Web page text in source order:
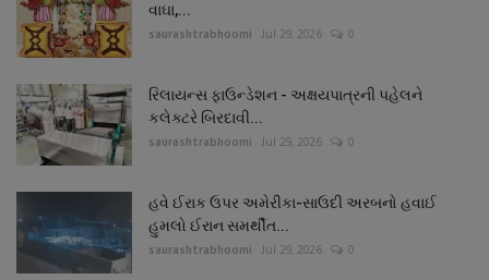
વાઘા,...
saurashtrabhoomi Jul 29, 2026 0
રિલાયન્સ ફાઉન્ડેશન - અક્ષયપાત્રની પહેલને
કલેક્ટરે બિરદાવી...
saurashtrabhoomi Jul 29, 2026 0
હવે ઈરાક ઉપર અમેરીકા-સાઉદી અરબનો હવાઈ
હુમલો ઈરાન સમર્થીત...
saurashtrabhoomi Jul 29, 2026 0